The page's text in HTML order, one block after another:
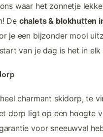
waar het zonnetje
De chalets & blokhutten
je een bijzonder mooi
van je dag is het in elk
charmant skidorp, te
dorp ligt op een hoogte
voor sneeuwval